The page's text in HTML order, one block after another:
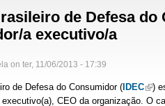
de Defesa do
a executivo/a
on ter, 11/06/2013 - 17:39
de Defesa do Consumidor ( IDEC
)
executivo(a), CEO da organização. O